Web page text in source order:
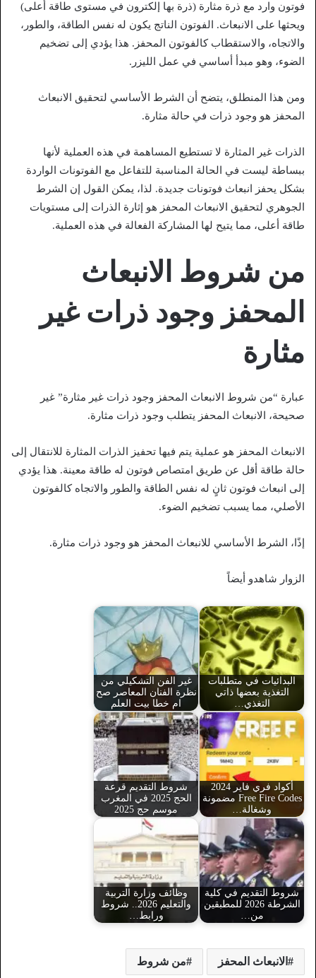
فوتون وارد مع ذرة مثارة (ذرة بها إلكترون في مستوى طاقة أعلى)
ويحثها على الانبعاث. الفوتون الناتج يكون له نفس الطاقة، والطور،
والاتجاه، والاستقطاب كالفوتون المحفز. هذا يؤدي إلى تضخيم
الضوء، وهو مبدأ أساسي في عمل الليزر.
ومن هذا المنطلق، يتضح أن الشرط الأساسي لتحقيق الانبعاث
المحفز هو وجود ذرات في حالة مثارة.
الذرات غير المثارة لا تستطيع المساهمة في هذه العملية لأنها
ببساطة ليست في الحالة المناسبة للتفاعل مع الفوتونات الواردة
بشكل يحفز انبعاث فوتونات جديدة. لذا، يمكن القول إن الشرط
الجوهري لتحقيق الانبعاث المحفز هو إثارة الذرات إلى مستويات
طاقة أعلى، مما يتيح لها المشاركة الفعالة في هذه العملية.
من شروط الانبعاث
المحفز وجود ذرات غير
مثارة
عبارة “من شروط الانبعاث المحفز وجود ذرات غير مثارة” غير
صحيحة، الانبعاث المحفز يتطلب وجود ذرات مثارة.
الانبعاث المحفز هو عملية يتم فيها تحفيز الذرات المثارة للانتقال إلى
حالة طاقة أقل عن طريق امتصاص فوتون له طاقة معينة. هذا يؤدي
إلى انبعاث فوتون ثانٍ له نفس الطاقة والطور والاتجاه كالفوتون
الأصلي، مما يسبب تضخيم الضوء.
إذًا، الشرط الأساسي للانبعاث المحفز هو وجود ذرات مثارة.
الزوار شاهدو أيضاً
البدائيات في متطلبات
التغذية بعضها ذاتي
التغذي…
غير الفن التشكيلي من
نظرة الفنان المعاصر صح
ام خطا بيت العلم
أكواد فري فاير 2024
Free Fire Codes مضمونة
وشغالة…
شروط التقديم قرعة
الحج 2025 في المغرب
موسم حج 2025
شروط التقديم في كلية
الشرطة 2026 للمطبقين
من…
وظائف وزارة التربية
والتعليم 2026.. شروط
ورابط…
الانبعاث المحفز من شروط